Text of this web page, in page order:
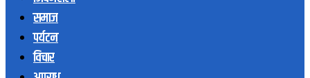
समाज
पर्यटन
विचार